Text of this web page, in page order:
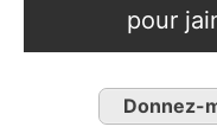
pour
Donnez-